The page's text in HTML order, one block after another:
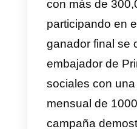
WhatsApp,
como
entregado
Valentín.